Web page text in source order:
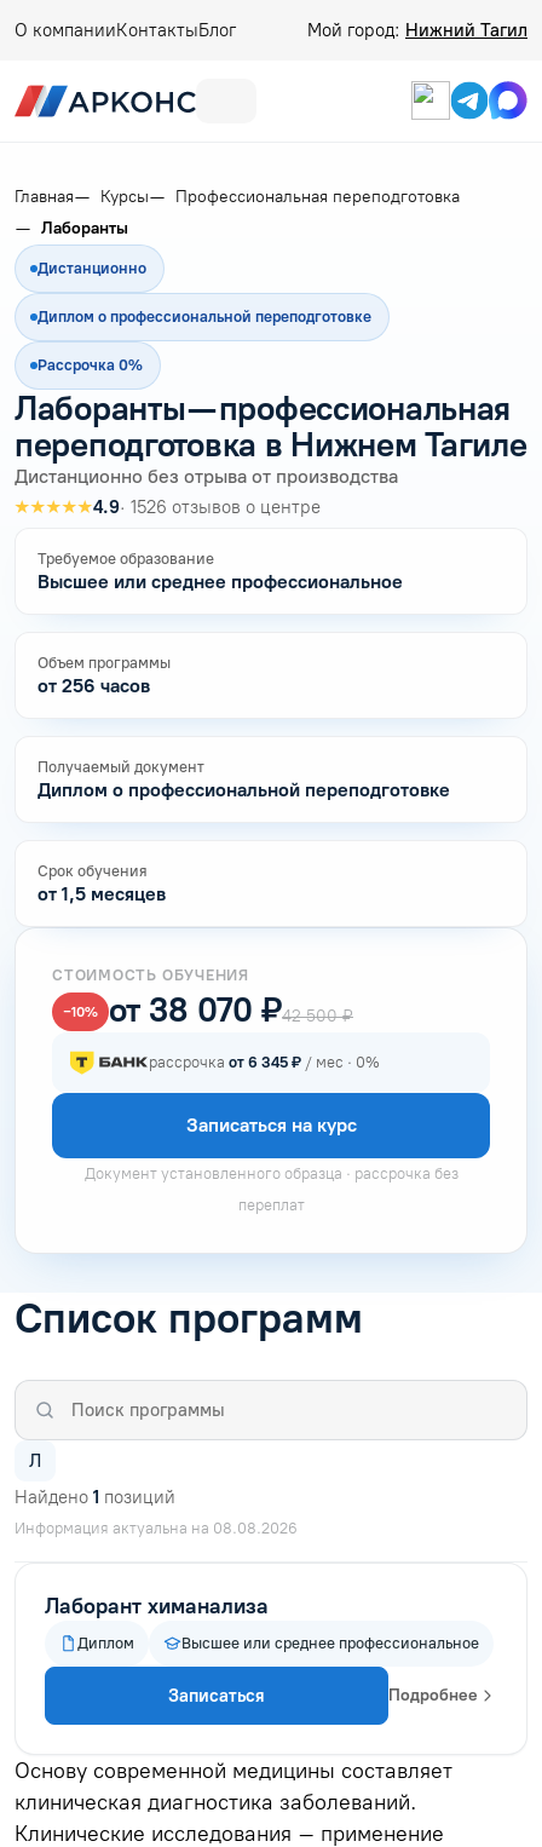
О компанииКонтактыБлог Мой город: Нижний Тагил
Главная Курсы
Профессиональная переподготовка
Лаборанты
Дистанционно
Диплом о профессиональной переподготовке
Рассрочка 0%
Лаборанты — профессиональная
переподготовка в Нижнем Тагиле
Дистанционно без отрыва от производства
★★★★★4.9· 1526 отзывов о центре
Требуемое образование
Высшее или среднее профессиональное
Объем программы
от 256 часов
Получаемый документ
Диплом о профессиональной переподготовке
Срок обучения
от 1,5 месяцев
СТОИМОСТЬ ОБУЧЕНИЯ
−10% от 38 070 ₽42 500 ₽
рассрочка от 6 345 ₽ / мес · 0%
Записаться на курс
Документ установленного образца · рассрочка без
переплат
Список программ
Л
Найдено 1 позиций
Информация актуальна на 08.08.2026
Лаборант химанализа
Диплом Высшее или среднее профессиональное
Записаться Подробнее
Основу современной медицины составляет
клиническая диагностика заболеваний.
Клинические исследования – применение